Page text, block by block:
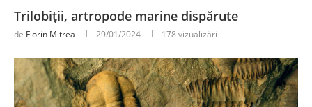
Trilobiții, artropode marine dispărute
de Florin Mitrea 29/01/2024 178 vizualizări